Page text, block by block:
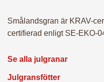
Smålandsgran är KRAV-
certifierad enligt SE-EKO-
Se alla julgranar
Julgransfötter